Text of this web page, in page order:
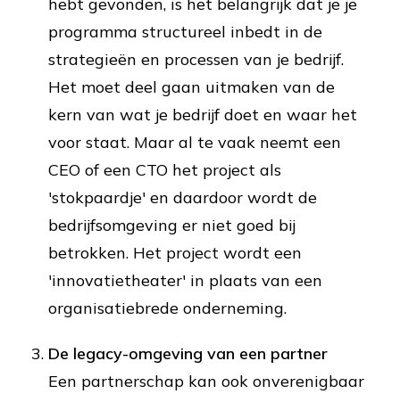
programma structureel inbedt in de
strategieën en processen van je bedrijf.
Het moet deel gaan uitmaken van de
kern van wat je bedrijf doet en waar het
voor staat. Maar al te vaak neemt een
CEO of een CTO het project als
'stokpaardje' en daardoor wordt de
bedrijfsomgeving er niet goed bij
betrokken. Het project wordt een
'innovatietheater' in plaats van een
organisatiebrede onderneming.
De legacy-omgeving van een partner
Een partnerschap kan ook onverenigbaar